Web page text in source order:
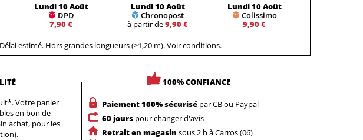
Lundi 10 Août
DPD
7,90 €
Lundi 10 Août
Chronopost
à partir de9,90 €
Lundi 10 Août
Colissimo
9,90 €
Délai estimé. Hors grandes longueurs (>1,20 m).Voir conditions.
Votre panier
en bon de
achat, pour les
100% CONFIANCE
Paiement 100% sécurisépar CB ou Paypal
60 jourspour changer d'avis
Retrait en magasin sous 2 h à Carros (06)